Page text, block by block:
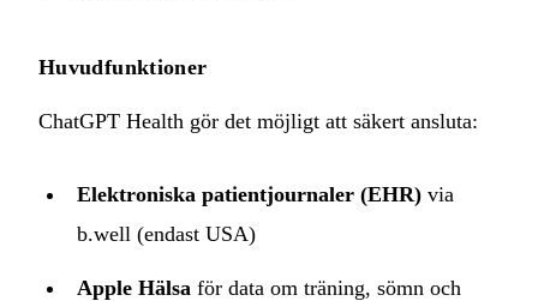
Huvudfunktioner
ChatGPT Health gör det möjligt att säkert ansluta:
Elektroniska patientjournaler (EHR) via
b.well (endast USA)
Apple Hälsa för data om träning, sömn och